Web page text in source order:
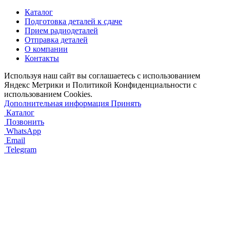
Каталог
Подготовка деталей к сдаче
Прием радиодеталей
Отправка деталей
О компании
Контакты
Используя наш сайт вы соглашаетесь с использованием
Яндекс Метрики и Политикой Конфиденциальности с
использованием Cookies.
Дополнительная информация Принять
Каталог
Позвонить
WhatsApp
Email
Telegram